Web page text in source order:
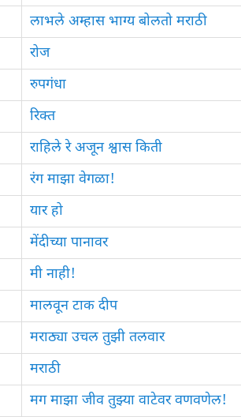
लाभले अम्हास भाग्य बोलतो मराठी
रोज
रुपगंधा
रिक्त
राहिले रे अजून श्वास किती
रंग माझा वेगळा!
यार हो
मेंदीच्या पानावर
मी नाही!
मालवून टाक दीप
मराठ्या उचल तुझी तलवार
मराठी
मग माझा जीव तुझ्या वाटेवर वणवणेल!